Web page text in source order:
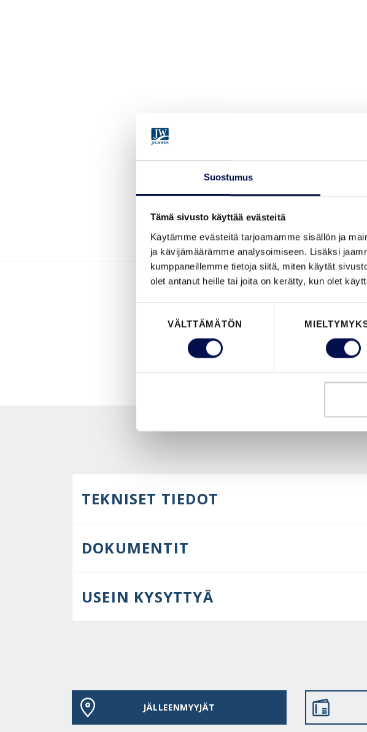
Suostumus
Tämä sivusto käyttää evästeitä
Käytämme evästeitä tarjoamamme sisällön ja
ja kävijämäärämme analysoimiseen. Lisäksi
kumppaneillemme tietoja siitä, miten käytät
olet antanut heille tai joita on kerätty, kun olet
VÄLTTÄMÄTÖN
TEKNISET TIEDOT
DOKUMENTIT
USEIN KYSYTTYÄ
JÄLLEENMYYJÄT